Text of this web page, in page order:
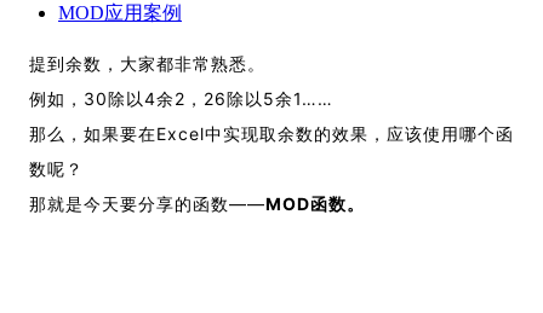
MOD应用案例
提到余数，大家都非常熟悉。
例如，30除以4余2，26除以5余1……
那么，如果要在Excel中实现取余数的效果，应该使用哪个函
数呢？
那就是今天要分享的函数——MOD函数。